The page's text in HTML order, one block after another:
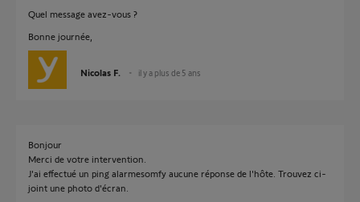
Quel message avez-vous ?
Bonne journée,
Nicolas F. il y a plus de 5 ans
Bonjour
Merci de votre intervention.
J'ai effectué un ping alarmesomfy aucune réponse de l'hôte. Trouvez ci-
joint une photo d'écran.